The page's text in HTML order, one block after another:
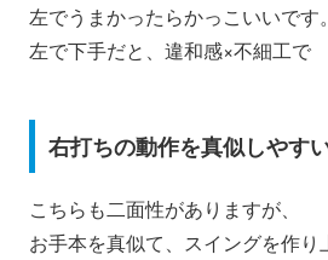
左でうまかったらかっこいいです。
左で下手だと、違和感×不細工で
右打ちの動作を真似しやす
こちらも二面性がありますが、
お手本を真似て、スイングを作り